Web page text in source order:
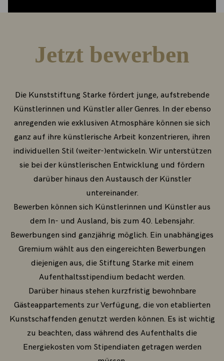
Jetzt bewerben
Die Kunststiftung Starke fördert junge, aufstrebende
Künstlerinnen und Künstler aller Genres. In der ebenso
anregenden wie exklusiven Atmosphäre können sie sich
ganz auf ihre künstlerische Arbeit konzentrieren, ihren
individuellen Stil (weiter-)entwickeln. Wir unterstützen
sie bei der künstlerischen Entwicklung und fördern
darüber hinaus den Austausch der Künstler
untereinander.
Bewerben können sich Künstlerinnen und Künstler aus
dem In- und Ausland, bis zum 40. Lebensjahr.
Bewerbungen sind ganzjährig möglich. Ein unabhängiges
Gremium wählt aus den eingereichten Bewerbungen
diejenigen aus, die Stiftung Starke mit einem
Aufenthaltsstipendium bedacht werden.
Darüber hinaus stehen kurzfristig bewohnbare
Gästeappartements zur Verfügung, die von etablierten
Kunstschaffenden genutzt werden können. Es ist wichtig
zu beachten, dass während des Aufenthalts die
Energiekosten vom Stipendiaten getragen werden